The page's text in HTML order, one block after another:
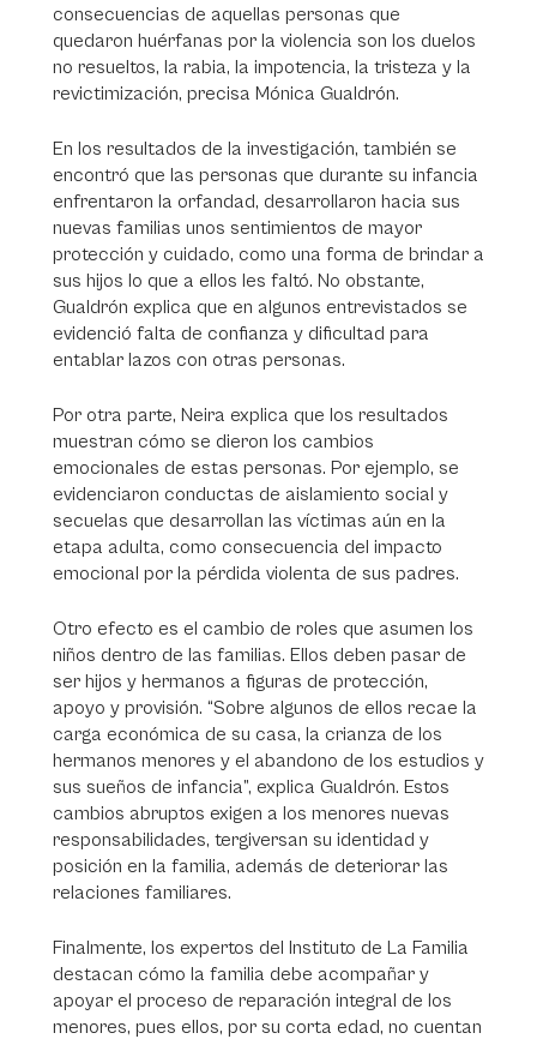
consecuencias de aquellas personas que
quedaron huérfanas por la violencia son los duelos
no resueltos, la rabia, la impotencia, la tristeza y la
revictimización, precisa Mónica Gualdrón.
En los resultados de la investigación, también se
encontró que las personas que durante su infancia
enfrentaron la orfandad, desarrollaron hacia sus
nuevas familias unos sentimientos de mayor
protección y cuidado, como una forma de brindar a
sus hijos lo que a ellos les faltó. No obstante,
Gualdrón explica que en algunos entrevistados se
evidenció falta de confianza y dificultad para
entablar lazos con otras personas.
Por otra parte, Neira explica que los resultados
muestran cómo se dieron los cambios
emocionales de estas personas. Por ejemplo, se
evidenciaron conductas de aislamiento social y
secuelas que desarrollan las víctimas aún en la
etapa adulta, como consecuencia del impacto
emocional por la pérdida violenta de sus padres.
Otro efecto es el cambio de roles que asumen los
niños dentro de las familias. Ellos deben pasar de
ser hijos y hermanos a figuras de protección,
apoyo y provisión. “Sobre algunos de ellos recae la
carga económica de su casa, la crianza de los
hermanos menores y el abandono de los estudios y
sus sueños de infancia”, explica Gualdrón. Estos
cambios abruptos exigen a los menores nuevas
responsabilidades, tergiversan su identidad y
posición en la familia, además de deteriorar las
relaciones familiares.
Finalmente, los expertos del Instituto de La Familia
destacan cómo la familia debe acompañar y
apoyar el proceso de reparación integral de los
menores, pues ellos, por su corta edad, no cuentan